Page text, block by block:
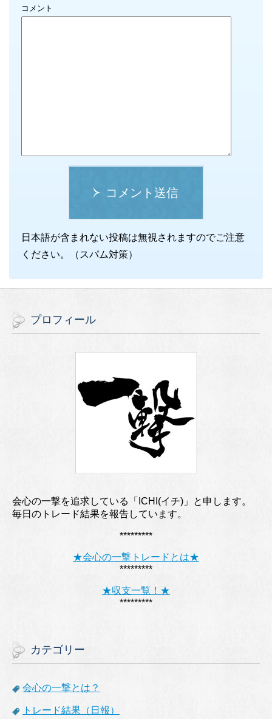
コメント
コメント送信
日本語が含まれない投稿は無視されますのでご注意
ください。（スパム対策）
プロフィール
会心の一撃を追求している「ICHI(イチ)」と申します。
毎日のトレード結果を報告しています。
*********
★会心の一撃トレードとは★
*********
★収支一覧！★
*********
カテゴリー
会心の一撃とは？
トレード結果（日報）